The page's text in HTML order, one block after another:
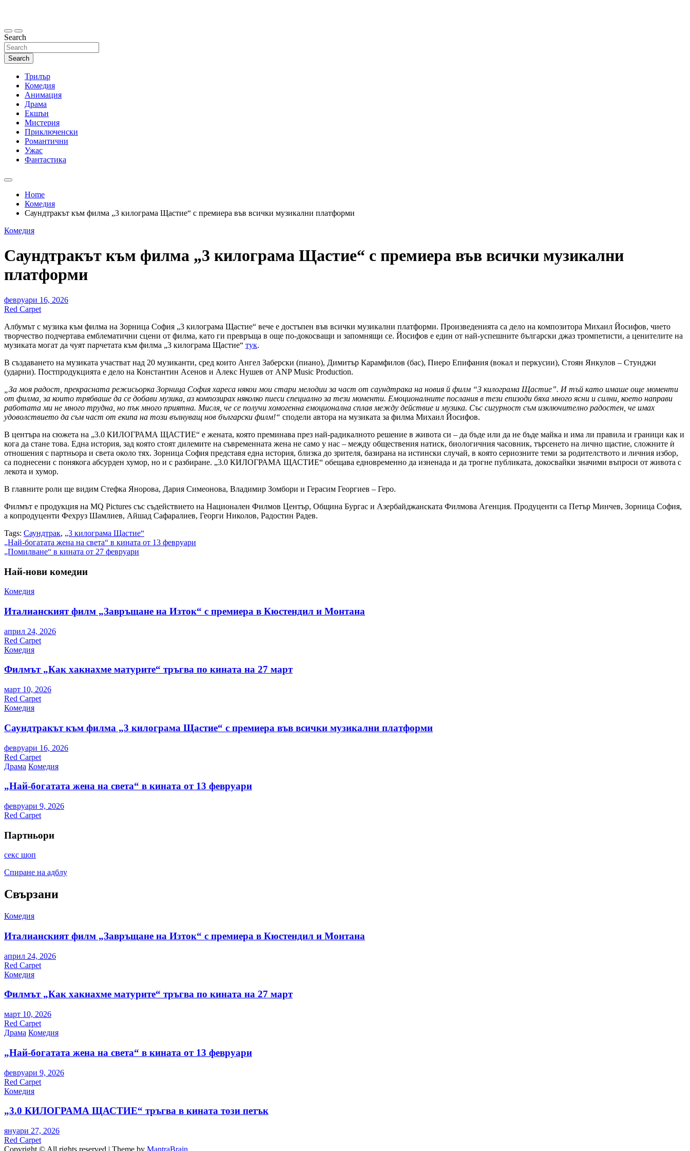
Search
Search
Трилър
Комедия
Анимация
Драма
Екшън
Мистерия
Приключенски
Романтични
Ужас
Фантастика
Home
Комедия
Саундтракът към филма „3 килограма Щастие“ с премиера във всички музикални платформи
Комедия
Саундтракът към филма „3 килограма Щастие“ с премиера във всички музикални
платформи
февруари 16, 2026
Red Carpet
Албумът с музика към филма на Зорница София „3 килограма Щастие“ вече е достъпен във всички музикални платформи. Произведенията са дело на композитора Михаил Йосифов, чието
творчество подчертава емблематични сцени от филма, като ги превръща в още по-докосващи и запомнящи се. Йосифов е един от най-успешните български джаз тромпетисти, а ценителите на
музиката могат да чуят парчетата към филма „3 килограма Щастие“ тук.
В създаването на музиката участват над 20 музиканти, сред които Ангел Заберски (пиано), Димитър Карамфилов (бас), Пиеро Епифания (вокал и перкусии), Стоян Янкулов – Стунджи
(ударни). Постпродукцията е дело на Константин Асенов и Алекс Нушев от ANP Music Production.
„За моя радост, прекрасната режисьорка Зорница София хареса някои мои стари мелодии за част от саундтрака на новия й филм “3 килограма Щастие”. И тъй като имаше още моменти
от филма, за които трябваше да се добави музика, аз композирах няколко пиеси специално за тези моменти. Емоционалните послания в тези епизоди бяха много ясни и силни, което направи
работата ми не много трудна, но пък много приятна. Мисля, че се получи хомогенна емоционална сплав между действие и музика. Със сигурност съм изключително радостен, че имах
удоволствието да съм част от екипа на този вълнуващ нов български филм!“ сподели автора на музиката за филма Михаил Йосифов.
В центъра на сюжета на „3.0 КИЛОГРАМА ЩАСТИЕ“ е жената, която преминава през най-радикалното решение в живота си – да бъде или да не бъде майка и има ли правила и граници как и
кога да стане това. Една история, зад която стоят дилемите на съвременната жена не само у нас – между обществения натиск, биологичния часовник, търсенето на лично щастие, сложните ѝ
отношения с партньора и света около тях. Зорница София представя една история, близка до зрителя, базирана на истински случай, в която сериозните теми за родителството и личния избор,
са поднесени с понякога абсурден хумор, но и с разбиране. „3.0 КИЛОГРАМА ЩАСТИЕ“ обещава едновременно да изненада и да трогне публиката, докосвайки значими въпроси от живота с
лекота и хумор.
В главните роли ще видим Стефка Янорова, Дария Симеонова, Владимир Зомбори и Герасим Георгиев – Геро.
Филмът е продукция на MQ Pictures със съдействието на Национален Филмов Център, Община Бургас и Азербайджанската Филмова Агенция. Продуценти са Петър Минчев, Зорница София,
а копродуценти Фехруз Шамлиев, Айшад Сафаралиев, Георги Николов, Радостин Радев.
Tags: Саундтрак, „3 килограма Щастие“
Навигация
„Най-богатата жена на света“ в кината от 13 февруари
„Помилване“ в кината от 27 февруари
Най-нови комедии
Комедия
Италианският филм „Завръщане на Изток“ с премиера в Кюстендил и Монтана
април 24, 2026
Red Carpet
Комедия
Филмът „Как хакнахме матурите“ тръгва по кината на 27 март
март 10, 2026
Red Carpet
Комедия
Саундтракът към филма „3 килограма Щастие“ с премиера във всички музикални платформи
февруари 16, 2026
Red Carpet
Драма Комедия
„Най-богатата жена на света“ в кината от 13 февруари
февруари 9, 2026
Red Carpet
Партньори
секс шоп
Спиране на адблу
Свързани
Комедия
Италианският филм „Завръщане на Изток“ с премиера в Кюстендил и Монтана
април 24, 2026
Red Carpet
Комедия
Филмът „Как хакнахме матурите“ тръгва по кината на 27 март
март 10, 2026
Red Carpet
Драма Комедия
„Най-богатата жена на света“ в кината от 13 февруари
февруари 9, 2026
Red Carpet
Комедия
„3.0 КИЛОГРАМА ЩАСТИЕ“ тръгва в кината този петък
януари 27, 2026
Red Carpet
Copyright © All rights reserved | Theme by MantraBrain